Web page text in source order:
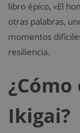
libro épico, «El
otras palabras,
momentos
resiliencia.
Ikigai?